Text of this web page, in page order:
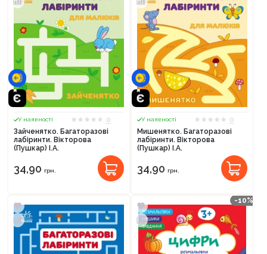
У наявності
0
Зайченятко. Багаторазові
лабіринти. Вікторова
(Пушкар) І.А.
34,90 грн.
У наявності
0
Мишенятко. Багаторазові
лабіринти. Вікторова
(Пушкар) І.А.
34,90 грн.
-10%